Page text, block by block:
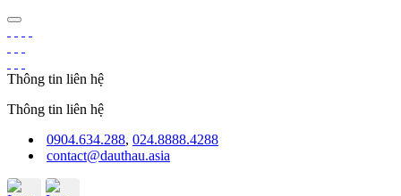
Thông tin liên hệ
Thông tin liên hệ
0904.634.288, 024.8888.4288
contact@dauthau.asia